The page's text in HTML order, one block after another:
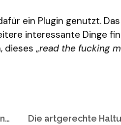
ein Plugin genutzt.
interessante Dinge
dieses „read the fucking
6 Dinge, die Du tun kannst, wenn das DNS ausfällt